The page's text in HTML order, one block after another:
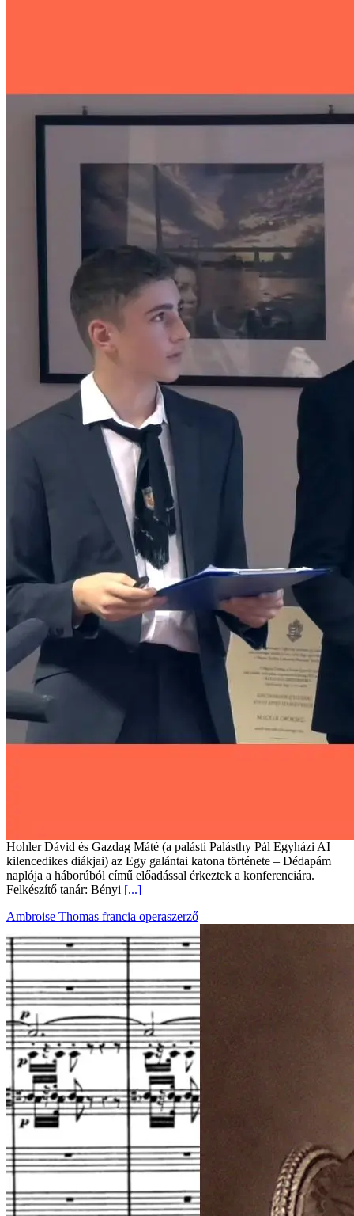
Hohler Dávid és Gazdag Máté (a palásti Palásthy Pál Egyházi AI
kilencedikes diákjai) az Egy galántai katona története – Dédapám
naplója a háborúból című előadással érkeztek a konferenciára.
Felkészítő tanár: Bényi [...]
Ambroise Thomas francia operaszerző